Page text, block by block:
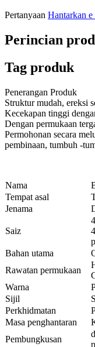
Pertanyaan Hantarkan
Perincian
Tag produk
Penerangan Produk
Struktur mudah, ereksi
Kecekapan tinggi
Dengan permukaan
Permohonan secara
pembinaan, tumbuh -
Nama
Tempat asal
Jenama
Saiz
Bahan utama
Rawatan permukaan
Warna
Sijil
Perkhidmatan
Masa penghantaran
Pembungkusan